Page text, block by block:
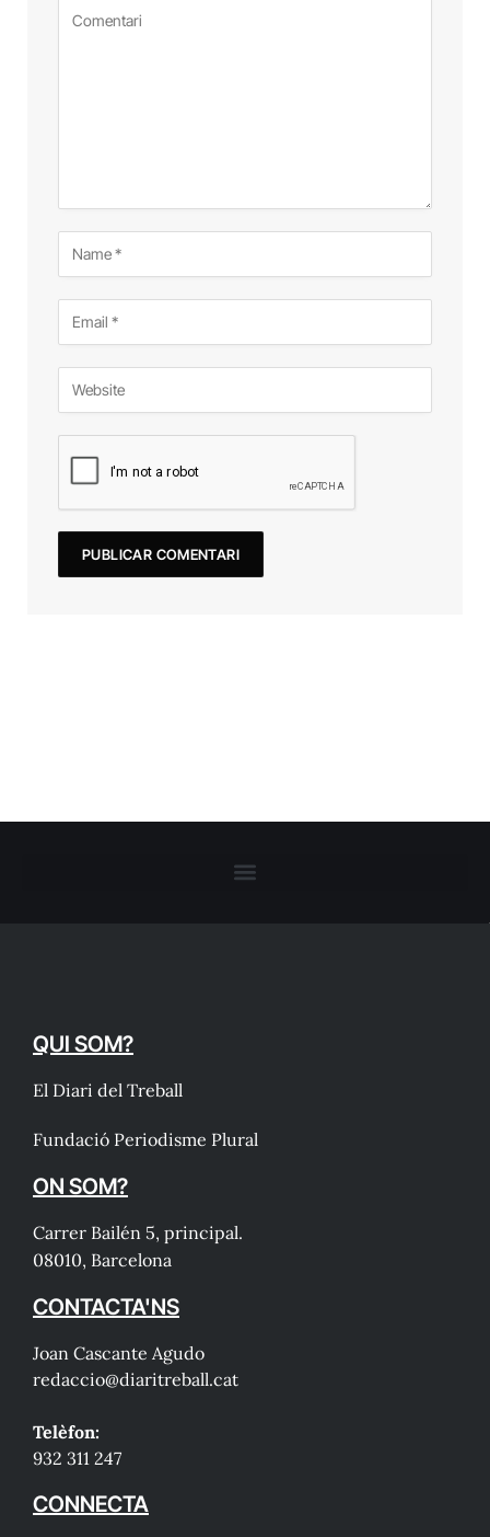
QUI SOM?
El Diari del Treball
Fundació Periodisme Plural
ON SOM?
Carrer Bailén 5, principal.
08010, Barcelona
CONTACTA'NS
Joan Cascante Agudo
redaccio@diaritreball.cat
Telèfon:
932 311 247
CONNECTA